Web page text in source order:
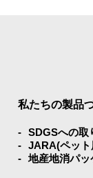
私たちの製品
SDGSへの取
JARA(ペット
地産地消パ